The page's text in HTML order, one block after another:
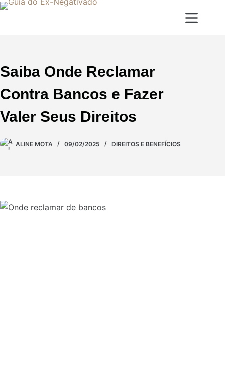
Saiba Onde Reclamar
Contra Bancos e Fazer
Valer Seus Direitos
ALINE MOTA 09/02/2025 DIREITOS E BENEFÍCIOS